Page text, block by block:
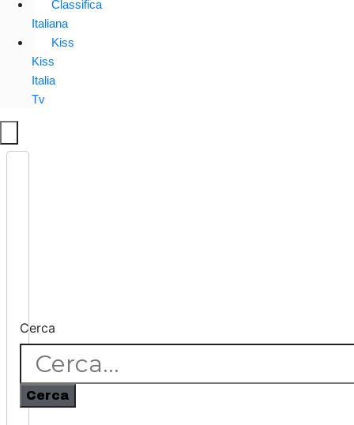
Classifica
Italiana
Kiss
Kiss
Italia
Tv
Cerca
Cerca